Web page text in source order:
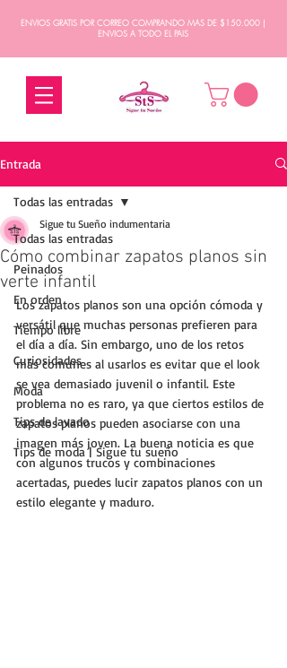
ENVIOS GRATIS POR CORREO COMPRANDO MAS DE $150.000 |
ENVIOS A TODO EL PAIS
Entrada
Todas las entradas
Peinados
En orden
Tiempo libre
Curiosidades
Moda
Tips de lavado
Tips de moda | Sigue tu sueño
Todas las entradas
Cómo combinar zapatos planos sin
verte infantil
Sigue tu Sueño indumentaria
Los zapatos planos son una opción cómoda y
versátil que muchas personas prefieren para
el día a día. Sin embargo, uno de los retos
más comunes al usarlos es evitar que el look
se vea demasiado juvenil o infantil. Este
problema no es raro, ya que ciertos estilos de
zapatos planos pueden asociarse con una
imagen más joven. La buena noticia es que
con algunos trucos y combinaciones
acertadas, puedes lucir zapatos planos con un
estilo elegante y maduro.